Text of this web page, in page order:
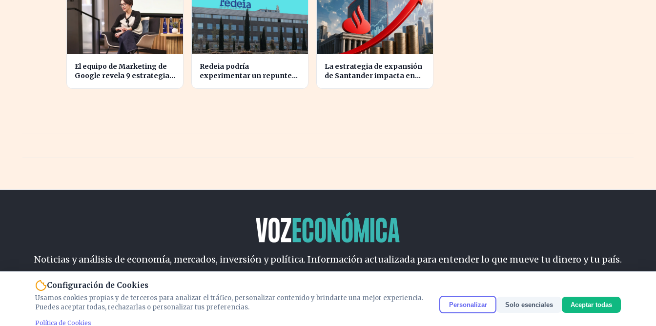
El equipo de Marketing de
Google revela 9 estrategias
Redeia podría
experimentar un repunte
La estrategia de expansión
de Santander impacta en
Noticias y análisis de economía, mercados, inversión y política. Información actualizada para entender lo que mueve tu dinero y tu país.
Configuración de Cookies
Usamos cookies propias y de terceros para analizar el tráfico, personalizar contenido y brindarte una mejor experiencia.
Puedes aceptar todas, rechazarlas o personalizar tus preferencias.
Política de Cookies
Personalizar Solo esenciales Aceptar todas